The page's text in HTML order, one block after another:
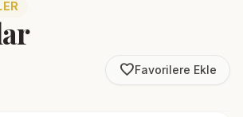
favorite_borderFavorilere Ekle